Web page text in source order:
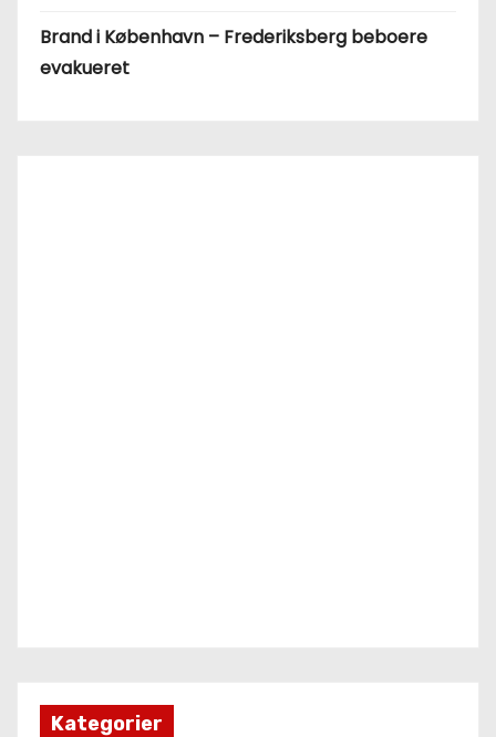
Brand i København – Frederiksberg beboere
evakueret
Kategorier